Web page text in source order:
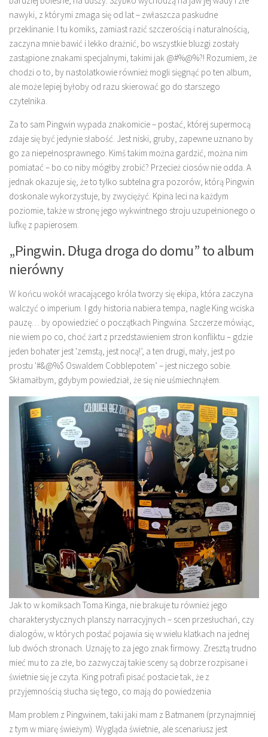
nawyki, z którymi zmaga się od lat – zwłaszcza paskudne
przeklinanie. I tu komiks, zamiast razić szczerością i naturalnością,
zaczyna mnie bawić i lekko drażnić, bo wszystkie bluzgi zostały
zastąpione znakami specjalnymi, takimi jak @#%@%?! Rozumiem, że
chodzi o to, by nastolatkowie również mogli sięgnąć po ten album,
ale może lepiej byłoby od razu skierować go do starszego
czytelnika.
Za to sam Pingwin wypada znakomicie – postać, której supermocą
zdaje się być jedynie słabość. Jest niski, gruby, zapewne uznano by
go za niepełnosprawnego. Kimś takim można gardzić, można nim
pomiatać – bo co niby mógłby zrobić? Przecież ciosów nie odda. A
jednak okazuje się, że to tylko subtelna gra pozorów, którą Pingwin
doskonale wykorzystuje, by zwyciężyć. Kpina leci na każdym
poziomie, także w stronę jego wykwintnego stroju uzupełnionego o
lufkę z papierosem.
„Pingwin. Długa droga do domu” to album
nierówny
W końcu wokół wracającego króla tworzy się ekipa, która zaczyna
walczyć o imperium. I gdy historia nabiera tempa, nagle King wciska
pauzę… by opowiedzieć o początkach Pingwina. Szczerze mówiąc,
nie wiem po co, choć żart z przedstawieniem stron konfliktu – gdzie
jeden bohater jest 'zemstą, jest nocą!’, a ten drugi, mały, jest po
prostu '#&@%$ Oswaldem Cobblepotem’ – jest niczego sobie.
Skłamałbym, gdybym powiedział, że się nie uśmiechnąłem.
Jak to w komiksach Toma Kinga, nie brakuje tu również jego
charakterystycznych planszy narracyjnych – scen przesłuchań, czy
dialogów, w których postać pojawia się w wielu klatkach na jednej
lub dwóch stronach. Uznaję to za jego znak firmowy. Zresztą trudno
mieć mu to za złe, bo zazwyczaj takie sceny są dobrze rozpisane i
świetnie się je czyta. King potrafi pisać postacie tak, że z
przyjemnością słucha się tego, co mają do powiedzenia
Mam problem z Pingwinem, taki jaki mam z Batmanem (przynajmniej
z tym w miarę świeżym). Wygląda świetnie, ale scenariusz jest